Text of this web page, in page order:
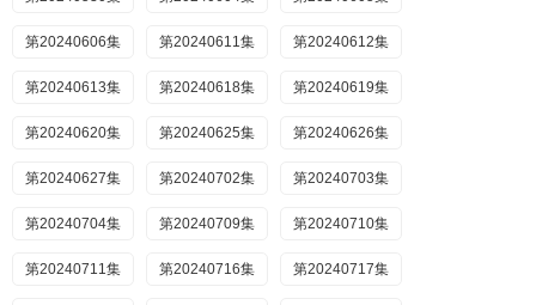
第20240606集 第20240611集 第20240612集
第20240613集 第20240618集 第20240619集
第20240620集 第20240625集 第20240626集
第20240627集 第20240702集 第20240703集
第20240704集 第20240709集 第20240710集
第20240711集 第20240716集 第20240717集